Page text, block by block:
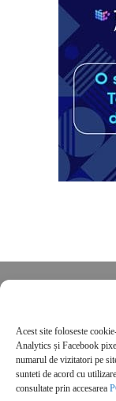
Acest site foloseste
Analytics și Facebook
numarul de vizitatori pe
sunteti de acord cu
consultate prin accesarea
POLITICĂ
Politica de